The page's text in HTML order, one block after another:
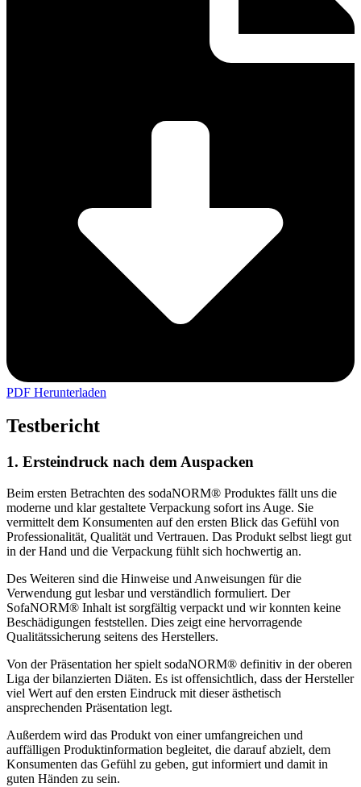
PDF Herunterladen
Testbericht
1. Ersteindruck nach dem Auspacken
Beim ersten Betrachten des sodaNORM® Produktes fällt uns die
moderne und klar gestaltete Verpackung sofort ins Auge. Sie
vermittelt dem Konsumenten auf den ersten Blick das Gefühl von
Professionalität, Qualität und Vertrauen. Das Produkt selbst liegt gut
in der Hand und die Verpackung fühlt sich hochwertig an.
Des Weiteren sind die Hinweise und Anweisungen für die
Verwendung gut lesbar und verständlich formuliert. Der
SofaNORM® Inhalt ist sorgfältig verpackt und wir konnten keine
Beschädigungen feststellen. Dies zeigt eine hervorragende
Qualitätssicherung seitens des Herstellers.
Von der Präsentation her spielt sodaNORM® definitiv in der oberen
Liga der bilanzierten Diäten. Es ist offensichtlich, dass der Hersteller
viel Wert auf den ersten Eindruck mit dieser ästhetisch
ansprechenden Präsentation legt.
Außerdem wird das Produkt von einer umfangreichen und
auffälligen Produktinformation begleitet, die darauf abzielt, dem
Konsumenten das Gefühl zu geben, gut informiert und damit in
guten Händen zu sein.